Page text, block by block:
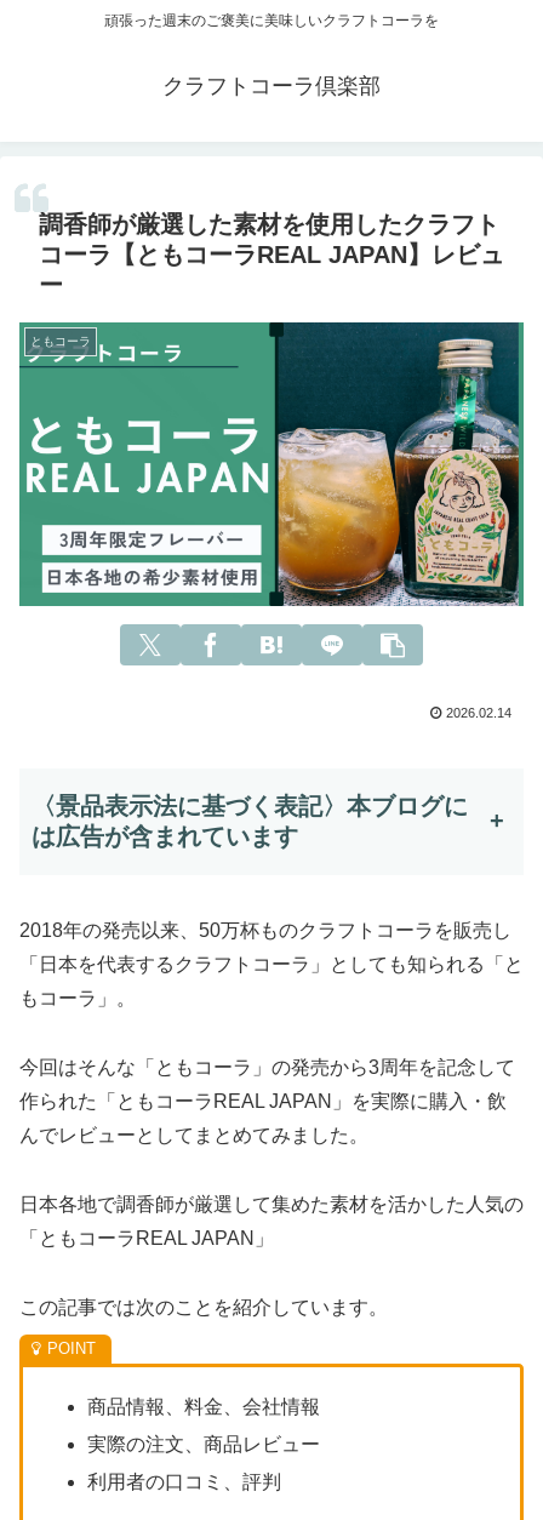
頑張った週末のご褒美に美味しいクラフトコーラを
クラフトコーラ倶楽部
調香師が厳選した素材を使用したクラフト
コーラ【ともコーラREAL JAPAN】レビュ
ー
ともコーラ
2026.02.14
〈景品表示法に基づく表記〉本ブログに
は広告が含まれています
+
2018年の発売以来、50万杯ものクラフトコーラを販売し
「日本を代表するクラフトコーラ」としても知られる「と
もコーラ」。
今回はそんな「ともコーラ」の発売から3周年を記念して
作られた「ともコーラREAL JAPAN」を実際に購入・飲
んでレビューとしてまとめてみました。
日本各地で調香師が厳選して集めた素材を活かした人気の
「ともコーラREAL JAPAN」
この記事では次のことを紹介しています。
商品情報、料金、会社情報
実際の注文、商品レビュー
利用者の口コミ、評判